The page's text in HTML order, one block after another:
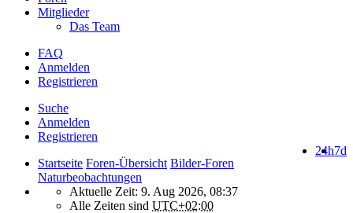
Mitglieder
Das Team
FAQ
Anmelden
Registrieren
Suche
Anmelden
Registrieren
7d
24h
Startseite Foren-Übersicht Bilder-Foren
Naturbeobachtungen
Aktuelle Zeit: 9. Aug 2026, 08:37
Alle Zeiten sind UTC+02:00